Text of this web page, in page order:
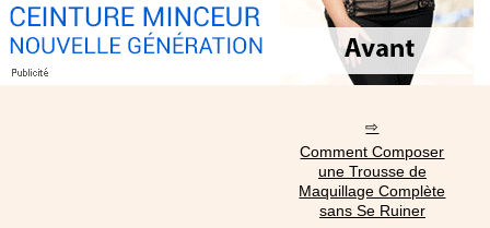
Comment Composer
une Trousse de
Maquillage Complète
sans Se Ruiner